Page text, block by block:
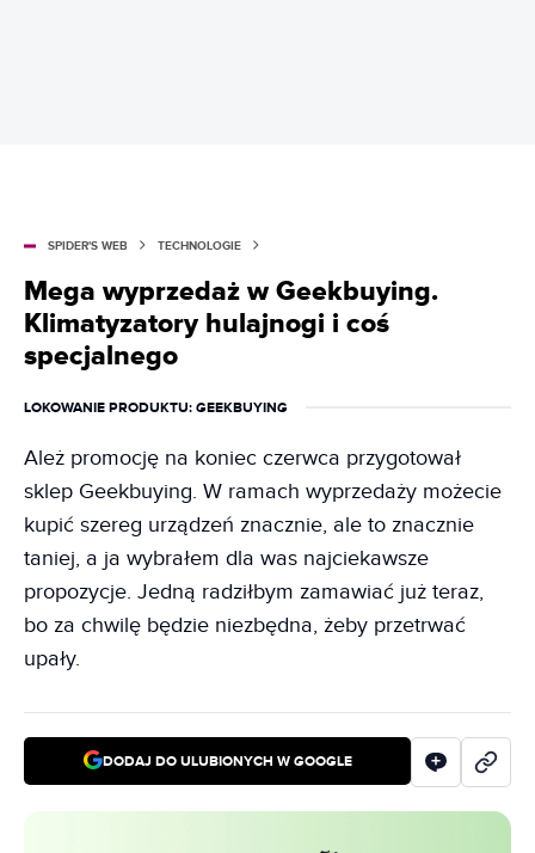
SPIDER'S WEB TECHNOLOGIE
Mega wyprzedaż w Geekbuying.
Klimatyzatory hulajnogi i coś
specjalnego
LOKOWANIE PRODUKTU: GEEKBUYING
Ależ promocję na koniec czerwca przygotował
sklep Geekbuying. W ramach wyprzedaży możecie
kupić szereg urządzeń znacznie, ale to znacznie
taniej, a ja wybrałem dla was najciekawsze
propozycje. Jedną radziłbym zamawiać już teraz,
bo za chwilę będzie niezbędna, żeby przetrwać
upały.
DODAJ DO ULUBIONYCH W GOOGLE